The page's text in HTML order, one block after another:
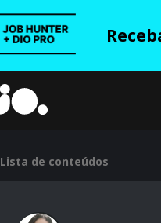
Lista de conteúdos